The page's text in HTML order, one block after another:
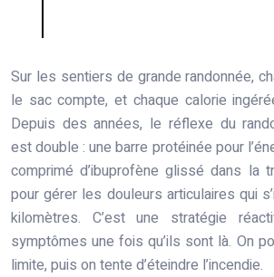
Sur les sentiers de grande randonnée,
le sac compte, et chaque calorie
Depuis des années, le réflexe du
est double : une barre protéinée pour
comprimé d’ibuprofène glissé dans la
pour gérer les douleurs articulaires qui
kilomètres. C’est une stratégie
symptômes une fois qu’ils sont là. On
limite, puis on tente d’éteindre l’incendie.